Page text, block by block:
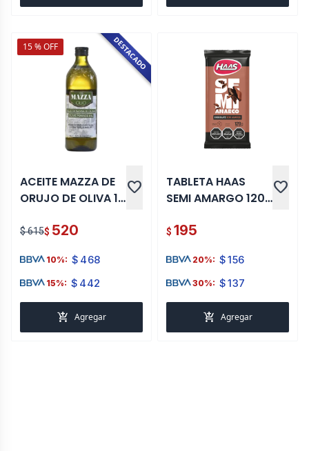
15 % OFF DESTACADO
ACEITE MAZZA DE
ORUJO DE OLIVA 1
favorite
$ 615$ 520
10%: $ 468
15%: $ 442
add_shopping_cart Agregar
TABLETA HAAS
SEMI AMARGO 120
favorite
$ 195
20%: $156
30%: $137
add_shopping_cart Agregar